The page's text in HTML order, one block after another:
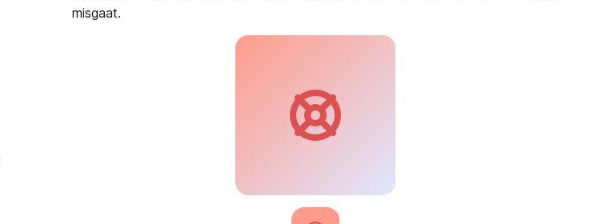
misgaat.